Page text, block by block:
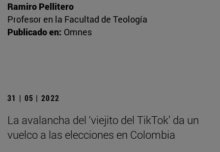
Ramiro Pellitero
Profesor en la Facultad de Teología
Publicado en: Omnes
31 | 05 | 2022
La avalancha del ‘viejito del TikTok’ da un
vuelco a las elecciones en Colombia